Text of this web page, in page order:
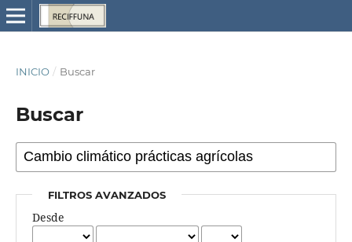
INICIO / Buscar
Buscar
FILTROS AVANZADOS
Desde